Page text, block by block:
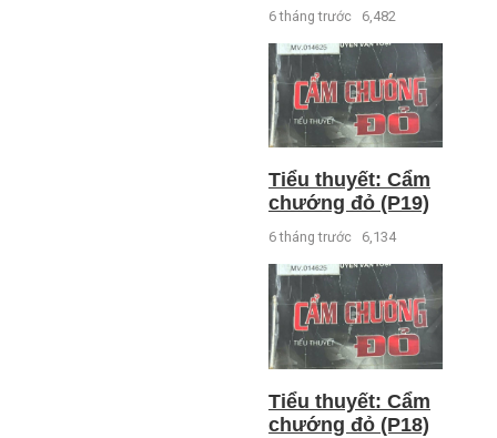
6 tháng trước 6,482
Tiểu thuyết: Cẩm
chướng đỏ (P19)
6 tháng trước 6,134
Tiểu thuyết: Cẩm
chướng đỏ (P18)